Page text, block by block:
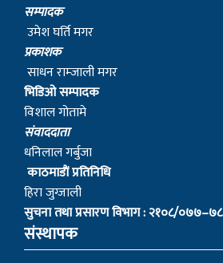
सम्पादक
उमेश घर्ति मगर
प्रकाशक
साधन राम्जाली मगर
भिडिओ सम्पादक
विशाल गोतामे
स‌ंवाददाता
धनिलाल गर्बुजा
काठमाडाैं प्रतिनिधि
हिरा जुग्जाली
सुचना तथा प्रसारण विभाग : २१०८/०७७–७८
संस्थापक